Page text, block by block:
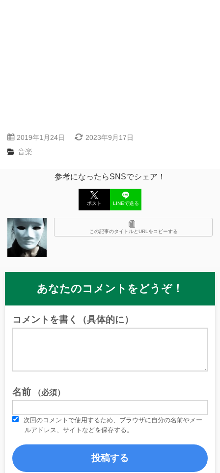
2019年1月24日 2023年9月17日
音楽
参考になったらSNSでシェア！
ポスト LINEで送る
この記事のタイトルとURLをコピーする
あなたのコメントをどうぞ！
コメントを書く（具体的に）
名前 （必須）
次回のコメントで使用するため、ブラウザに自分の名前やメー
ルアドレス、サイトなどを保存する。